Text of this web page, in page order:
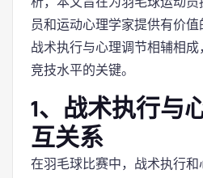
员和运动心理学家提供有价值
战术执行与心理调节相辅相
竞技水平的关键。
1、战术执行与
互关系
在羽毛球比赛中，战术执行